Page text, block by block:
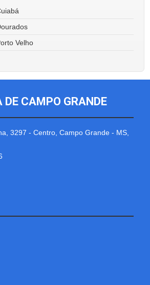
Velho
DE CAMPO GRANDE
3297 - Centro, Campo Grande - MS,